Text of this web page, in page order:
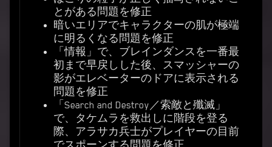
とがある問題を修正
暗いエリアでキャラクターの肌が極端
に明るくなる問題を修正
「情報」で、ブレインダンスを一番最
初まで早戻しした後、スマッシャーの
影がエレベーターのドアに表示される
問題を修正
「Search and Destroy／索敵と殲滅」
で、タケムラを救出しに階段を登る
際、アラサカ兵士がプレイヤーの目前